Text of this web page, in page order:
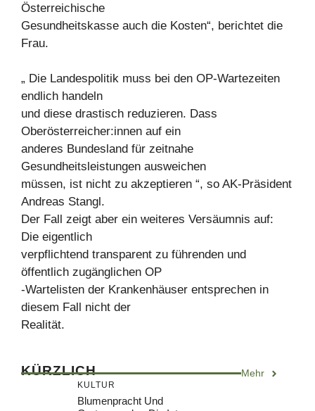
Österreichische
Gesundheitskasse auch die Kosten“, berichtet die
Frau.
„ Die Landespolitik muss bei den OP-Wartezeiten
endlich handeln
und diese drastisch reduzieren. Dass
Oberösterreicher:innen auf ein
anderes Bundesland für zeitnahe
Gesundheitsleistungen ausweichen
müssen, ist nicht zu akzeptieren “, so AK-Präsident
Andreas Stangl.
Der Fall zeigt aber ein weiteres Versäumnis auf:
Die eigentlich
verpflichtend transparent zu führenden und
öffentlich zugänglichen OP
-Wartelisten der Krankenhäuser entsprechen in
diesem Fall nicht der
Realität.
KÜRZLICH Mehr
KULTUR
Blumenpracht Und